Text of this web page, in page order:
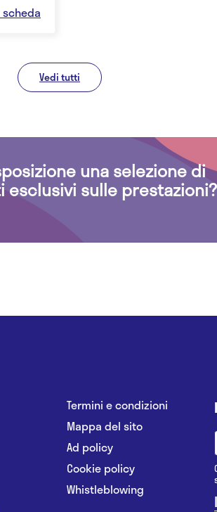
scheda
Vedi tutti
una selezione di
sulle prestazioni?
Termini e condizioni
Mappa del sito
Ad policy
Cookie policy
Whistleblowing